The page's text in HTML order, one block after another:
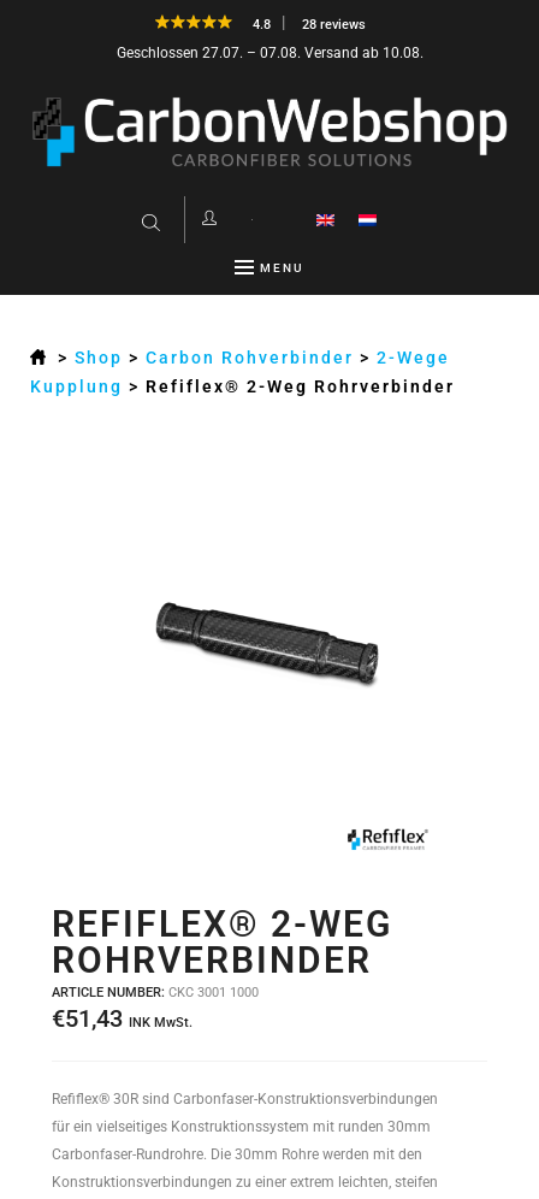
4.8 28 reviews
Geschlossen 27.07. – 07.08. Versand ab 10.08.
MENU
>Shop >Carbon Rohverbinder >2-Wege
Kupplung > Refiflex® 2-Weg Rohrverbinder
REFIFLEX® 2-WEG
ROHRVERBINDER
ARTICLE NUMBER: CKC 3001 1000
€51,43 INK MwSt.
Refiflex® 30R sind Carbonfaser-Konstruktionsverbindungen
für ein vielseitiges Konstruktionssystem mit runden 30mm
Carbonfaser-Rundrohre. Die 30mm Rohre werden mit den
Konstruktionsverbindungen zu einer extrem leichten, steifen